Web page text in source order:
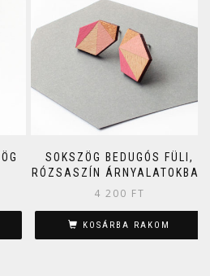
SOKSZÖG BEDUGÓS FÜLI,
RÓZSASZÍN ÁRNYALATOKBAN
4 200 FT
KOSÁRBA RAKOM